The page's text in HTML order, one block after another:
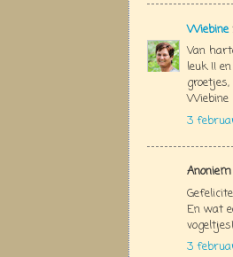
Wiebine
Van
leuk !!
groetjes,
Wiebine
3
En wat
vogeltjes!
3